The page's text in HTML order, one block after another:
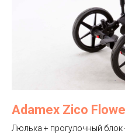
Adamex Zico
Люлька + прогулочный блок